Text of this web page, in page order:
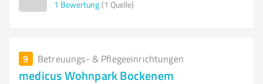
1 Bewertung (1 Quelle)
9 Betreuungs- & Pflegeeinrichtungen
medicus Wohnpark Bockenem